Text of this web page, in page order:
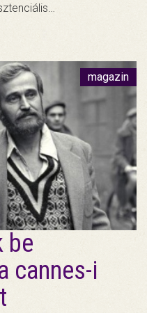
magazin
be
cannes-i